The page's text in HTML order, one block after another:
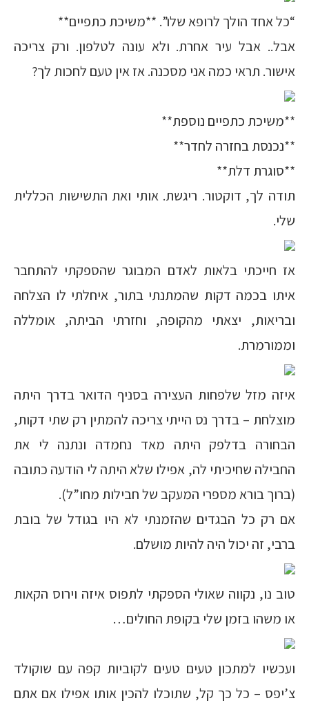
“כל אחד הולך לרופא שלו”. **משיכת כתפיים**
אבל.. אבל עיר אחרת. ולא עונה לטלפון. ורק צריכה
אישור. תראי כמה אני מסכנה. אז אין טעם לחכות לך?
**משיכת כתפיים נוספת**
**נכנסת בחזרה לחדר**
**סוגרת דלת**
תודה לך, דוקטור. ריגשת. אותי ואת התשישות הכללית
שלי.
אז חייכתי בלאות לאדם המבוגר שהספקתי להתחבר
איתו בכמה דקות שהמתנתי בתור, איחלתי לו הצלחה
ובריאות, יצאתי מהקופה, וחזרתי הביתה, אומללה
וממורמרת.
איזה מזל שלפחות העצירה בסניף הדואר בדרך היתה
מוצלחת – בדרך נס הייתי צריכה להמתין רק שתי דקות,
הבחורה בדלפק היתה מאד נחמדה ונתנה לי את
החבילה שחיכיתי לה, אפילו שלא היתה לי הודעה כתובה
(ברוך בורא מספרי המעקב של חבילות מחו”ל).
אם רק כל הבגדים שהזמנתי לא היו בגודל של בובת
ברבי, זה יכול היה להיות מושלם.
טוב נו, נקווה שאולי הספקתי לתפוס איזה וירוס הקאות
או משהו בזמן שלי בקופת החולים…
ועכשיו למתכון טעים טעים לקוביות קפה עם שוקולד
צ’יפס – כל כך קל, שתוכלו להכין אותו אפילו אם אתם